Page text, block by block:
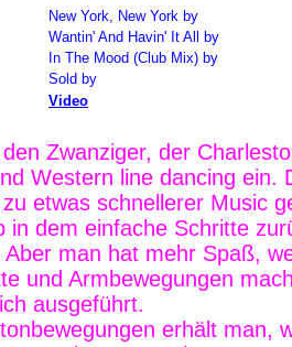
New York, New York by
Wantin' And Havin' It All by
In The Mood (Club Mix) by
Sold by
Video
Zwanziger, der
Western line dancing ein.
etwas schnellerer Music
in dem einfache Schritte
man hat mehr Spaß,
und Armbewegungen
ausgeführt.
erhält man,